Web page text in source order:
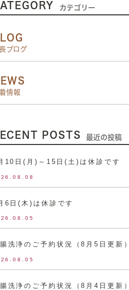
カテゴリー
ブログ
情報
POSTS 最近の投稿
10日(月)～15日(土)は休診です
6日(木)は休診です
洗浄のご予約状況（8月5日更新）
洗浄のご予約状況（8月4日更新）